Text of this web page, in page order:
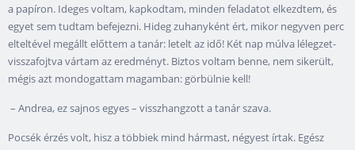
a papíron. Ideges voltam, kapkodtam, minden feladatot elkezdtem, és
egyet sem tudtam befejezni. Hideg zuhanyként ért, mikor negyven perc
elteltével megállt előttem a tanár: letelt az idő! Két nap múlva lélegzet-
visszafojtva vártam az eredményt. Biztos voltam benne, nem sikerült,
mégis azt mondogattam magamban: görbülnie kell!
– Andrea, ez sajnos egyes – visszhangzott a tanár szava.
Pocsék érzés volt, hisz a többiek mind hármast, négyest írtak. Egész